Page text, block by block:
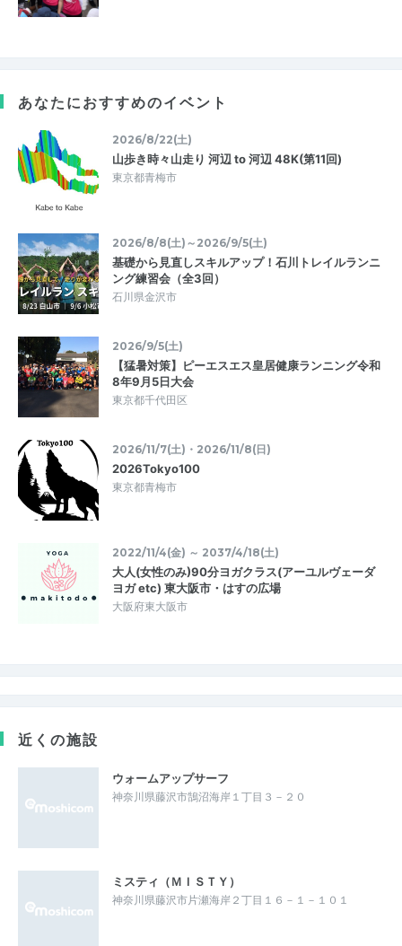
あなたにおすすめのイベント
2026/8/22(土)
山歩き時々山走り 河辺 to 河辺 48K(第11回)
東京都青梅市
2026/8/8(土)～2026/9/5(土)
基礎から見直しスキルアップ！石川トレイルランニ
ング練習会（全3回）
石川県金沢市
2026/9/5(土)
【猛暑対策】ピーエスエス皇居健康ランニング令和
8年9月5日大会
東京都千代田区
2026/11/7(土)・2026/11/8(日)
2026Tokyo100
東京都青梅市
2022/11/4(金) ～ 2037/4/18(土)
大人(女性のみ)90分ヨガクラス(アーユルヴェーダ
ヨガ etc) 東大阪市・はすの広場
大阪府東大阪市
近くの施設
ウォームアップサーフ
神奈川県藤沢市鵠沼海岸１丁目３－２０
ミスティ（ＭＩＳＴＹ）
神奈川県藤沢市片瀬海岸２丁目１６－１－１０１